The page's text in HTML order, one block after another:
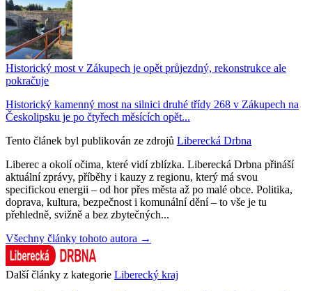
Historický most v Zákupech je opět průjezdný, rekonstrukce ale
pokračuje
Historický kamenný most na silnici druhé třídy 268 v Zákupech na
Českolipsku je po čtyřech měsících opět...
Tento článek byl publikován ze zdrojů Liberecká Drbna
Liberec a okolí očima, které vidí zblízka. Liberecká Drbna přináší
aktuální zprávy, příběhy i kauzy z regionu, který má svou
specifickou energii – od hor přes města až po malé obce. Politika,
doprava, kultura, bezpečnost i komunální dění – to vše je tu
přehledně, svižně a bez zbytečných...
Všechny články tohoto autora →
Další články z kategorie Liberecký kraj